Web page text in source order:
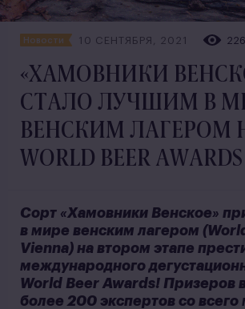
Новости 10 СЕНТЯБРЯ, 2021
«ХАМОВНИКИ
СТАЛО ЛУЧШИМ В
ВЕНСКИМ ЛАГЕРОМ
WORLD BEER AWARDS
Сорт «Хамовники Венское»
в мире венским лагером
Vienna) на втором этапе
международного
World Beer Awards! Призеров
более 200 экспертов со всего